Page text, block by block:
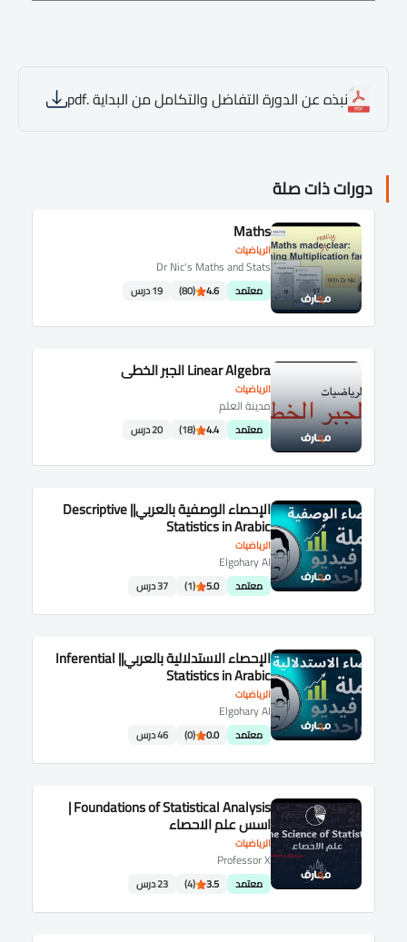
نبذه عن الدورة التفاضل والتكامل من البداية .pdf
دورات ذات صلة
الرياضيات
Maths
Dr Nic's Maths and Stats
معتمد 4.6
(80) 19 درس
الرياضيات
Linear Algebra الجبر الخطي
مدينة العلم
معتمد 4.4
(18) 20 درس
الرياضيات
الإحصاء الوصفية بالعربي|| Descriptive
Statistics in Arabic
Elgohary AI
معتمد 5.0
(1) 37 درس
الرياضيات
الإحصاء الاستدلالية بالعربي|| Inferential
Statistics in Arabic
Elgohary AI
معتمد 0.0
(0) 46 درس
الرياضيات
Foundations of Statistical Analysis |
اسس علم الاحصاء
Professor X
معتمد 3.5
(4) 23 درس